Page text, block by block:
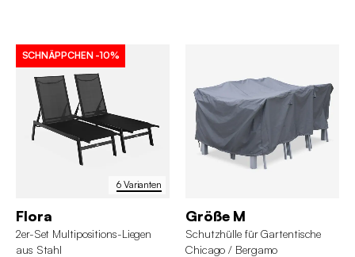
6 Varianten
SCHNÄPPCHEN -10%
Flora
2er-Set Multipositions-Liegen
aus Stahl
Größe M
Schutzhülle für Gartentische
Chicago / Bergamo